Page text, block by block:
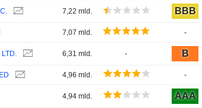
7,22 mld. BBB
7,07 mld. -
LTD. 6,31 mld. - B
4,96 mld. -
4,94 mld. AAA